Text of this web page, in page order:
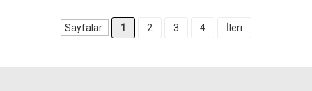
Sayfalar: 1 2 3 4 İleri